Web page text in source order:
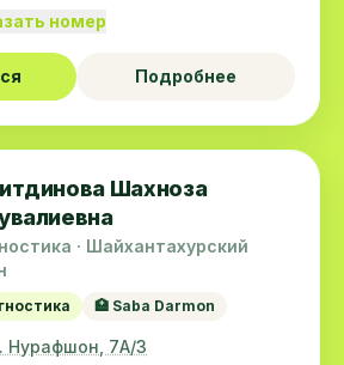
номер
Подробнее
Шахноза
· Шайхантахурский
🏥 Saba Darmon
Нурафшон, 7А/3